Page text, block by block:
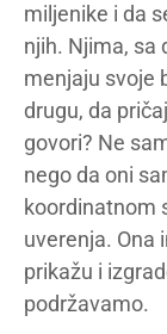
miljenike i da
njih. Njima, sa
menjaju svoje
drugu, da
govori? Ne
nego da oni
koordinatnom
uverenja. Ona
prikažu i
podržavamo.